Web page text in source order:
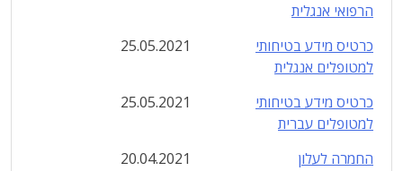
הרפואי אנגלית
כרטיס מידע בטיחותי
למטופלים אנגלית
25.05.2021
כרטיס מידע בטיחותי
למטופלים עברית
25.05.2021
החמרה לעלון
20.04.2021